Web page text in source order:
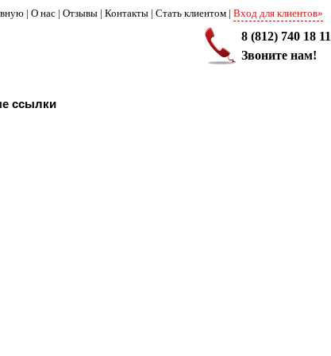
| О нас | Отзывы | Контакты | Стать клиентом | Вход для клиентов»
8 (812) 740 18 11
Звоните нам!
ссылки